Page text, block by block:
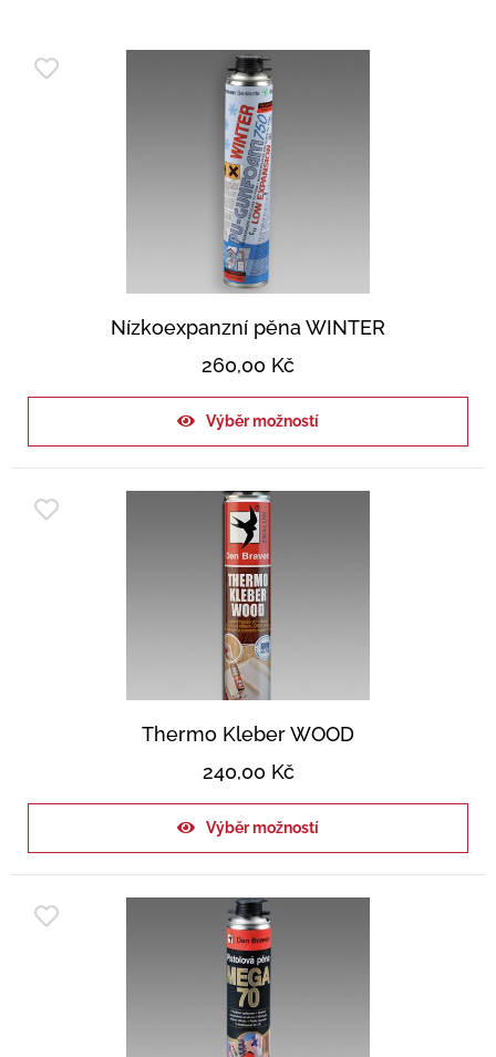
Nízkoexpanzní pěna WINTER
260,00 Kč
Výběr možností
Thermo Kleber WOOD
240,00 Kč
Výběr možností